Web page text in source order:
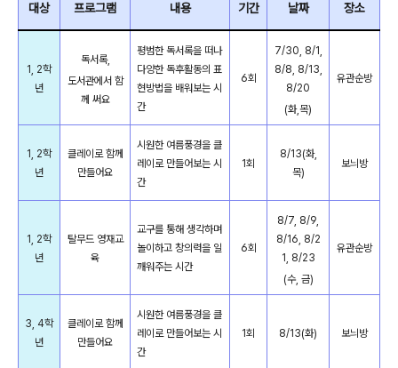
대상 프로그램 내용 기간 날짜 장소
1, 2학
년
독서록,
도서관에서 함
께 써요
평범한 독서록을 떠나
다양한 독후활동의 표
현방법을 배워보는 시
간
6회
7/30, 8/1,
8/8, 8/13,
8/20
(화,목)
유관순방
1, 2학
년
클레이로 함께
만들어요
시원한 여름풍경을 클
레이로 만들어보는 시
간
1회
8/13(화,
목)
보늬방
1, 2학
년
탈무드 영재교
육
교구를 통해 생각하며
놀이하고 창의력을 일
깨워주는 시간
6회
8/7, 8/9,
8/16, 8/2
1, 8/23
(수, 금)
유관순방
3, 4학
년
클레이로 함께
만들어요
시원한 여름풍경을 클
레이로 만들어보는 시
간
1회 8/13(화) 보늬방